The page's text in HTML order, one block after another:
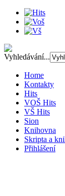
Vyhledávání...
Home
Kontakty
Hits
VOŠ Hits
VŠ Hits
Sion
Knihovna
Skripta a
Přihlášení